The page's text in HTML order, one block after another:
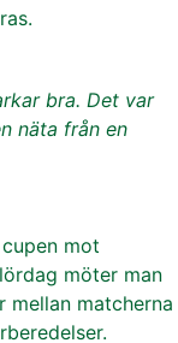
bra. Det var
näta från en
mot
möter man
mellan matcherna